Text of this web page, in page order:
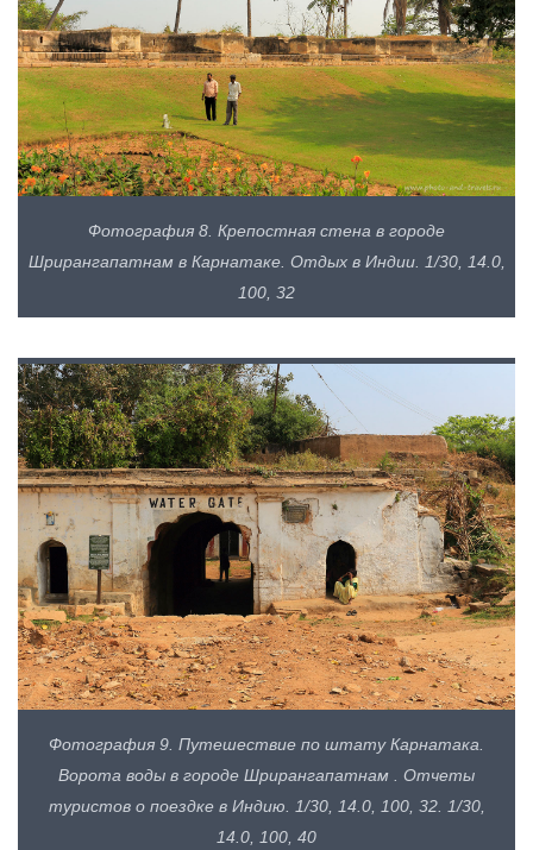
Фотография 8. Крепостная стена в городе
Шрирангапатнам в Карнатаке. Отдых в Индии. 1/30, 14.0,
100, 32
Фотография 9. Путешествие по штату Карнатака.
Ворота воды в городе Шрирангапатнам . Отчеты
туристов о поездке в Индию. 1/30, 14.0, 100, 32. 1/30,
14.0, 100, 40